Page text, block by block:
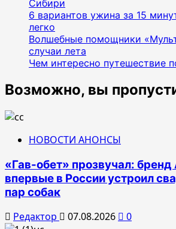
Сибири
6 вариантов ужина за 15
легко
Волшебные помощники
случаи лета
Чем интересно путешествие
Возможно, вы
НОВОСТИ АНОНСЫ
«Гав-обет» прозвучал:
впервые в России устроил
пар собак
Редактор 07.08.2026 0